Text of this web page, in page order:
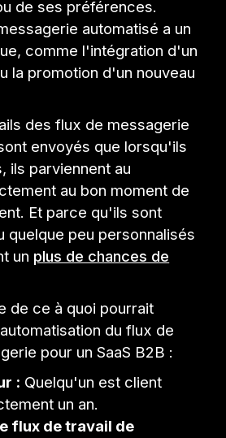
de ses préférences.
automatisé a un
comme l'intégration d'un
la promotion d'un nouveau
des flux de messagerie
envoyés que lorsqu'ils
ils parviennent au
au bon moment de
Et parce qu'ils sont
quelque peu personnalisés
un plus de chances de
de ce à quoi pourrait
du flux de
pour un SaaS B2B :
: Quelqu'un est client
un an.
flux de travail de